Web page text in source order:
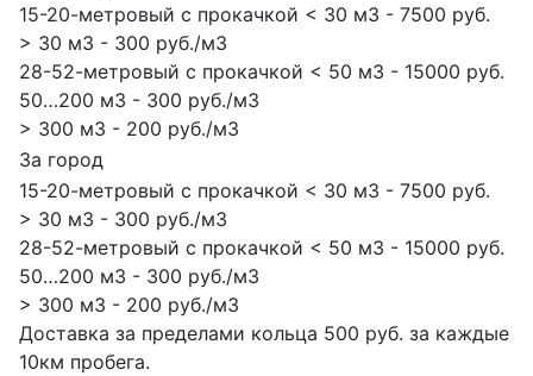
15-20-метровый с прокачкой < 30 м3 - 7500 руб.
> 30 м3 - 300 руб./м3
28-52-метровый с прокачкой < 50 м3 - 15000 руб.
50…200 м3 - 300 руб./м3
> 300 м3 - 200 руб./м3
За город
15-20-метровый с прокачкой < 30 м3 - 7500 руб.
> 30 м3 - 300 руб./м3
28-52-метровый с прокачкой < 50 м3 - 15000 руб.
50…200 м3 - 300 руб./м3
> 300 м3 - 200 руб./м3
Доставка за пределами кольца 500 руб. за каждые
10км пробега.